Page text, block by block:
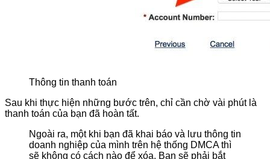
Thông tin thanh toán
Sau khi thực hiện những bước trên, chỉ cần chờ vài phút là
thanh toán của bạn đã hoàn tất.
Ngoài ra, một khi bạn đã khai báo và lưu thông tin
doanh nghiệp của mình trên hệ thống DMCA thì
sẽ không có cách nào để xóa. Bạn sẽ phải bắt